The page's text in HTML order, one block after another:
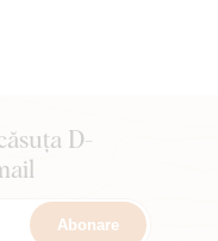
D-
Abonare